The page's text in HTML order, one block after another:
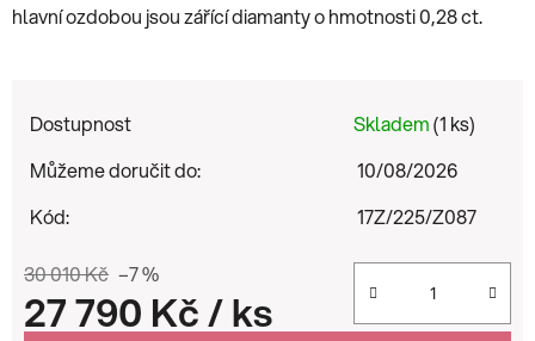
hlavní ozdobou jsou zářící diamanty o hmotnosti 0,28 ct.
Dostupnost Skladem(1 ks)
Můžeme doručit do:
10/08/2026
Kód:
17Z/225/Z087
30 010 Kč –7 %
27 790 Kč/ ks